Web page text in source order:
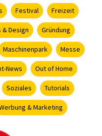
Festival Freizeit
Design Gründung
Maschinenpark Messe
News Out of Home
Soziales Tutorials
& Marketing